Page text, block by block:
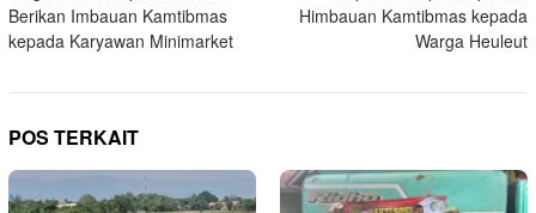
Berikan Imbauan Kamtibmas
kepada Karyawan Minimarket
Himbauan Kamtibmas kepada
Warga Heuleut
POS TERKAIT